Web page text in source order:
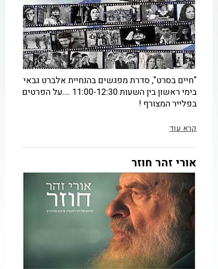
"חיים בסרט", סדרת מפגשים בהנחיית אלברט גבאי
בימי ראשון בין השעות 11:00-12:30 ....על הפרטים
בפלייר המצורף !
קרא עוד
אורי זהר חוזר